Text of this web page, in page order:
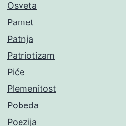
Osveta
Pamet
Patnja
Patriotizam
Piće
Plemenitost
Pobeda
Poezija